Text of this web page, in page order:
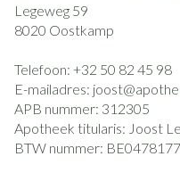
Legeweg 59
8020 Oostkamp
Telefoon: +32 50 82 45 98
E-mailadres: joost@
APB nummer: 312305
Apotheek titularis: Joost
BTW nummer: